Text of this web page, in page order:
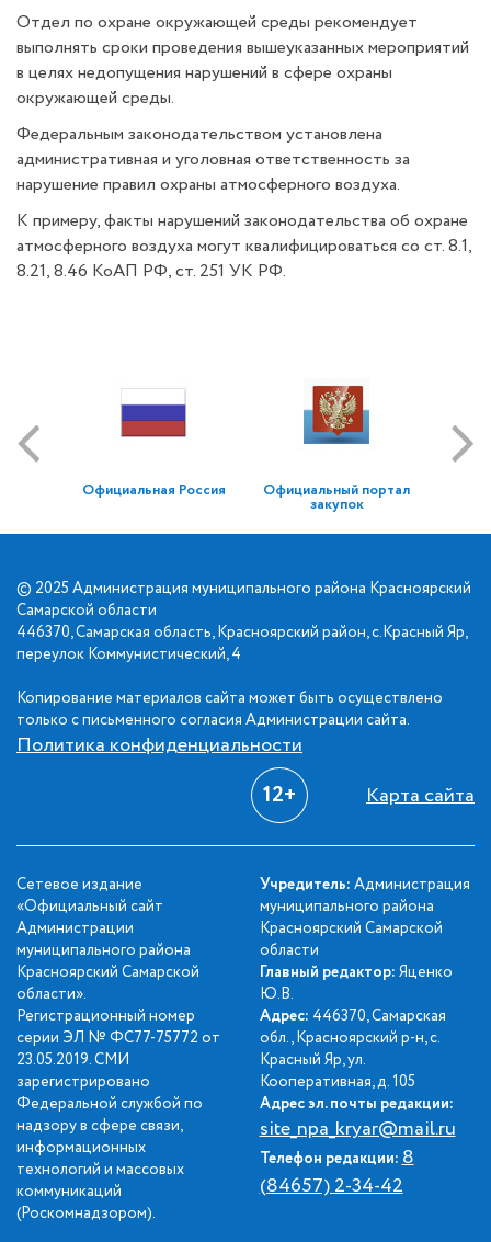
Отдел по охране окружающей среды рекомендует
выполнять сроки проведения вышеуказанных мероприятий
в целях недопущения нарушений в сфере охраны
окружающей среды.
Федеральным законодательством установлена
административная и уголовная ответственность за
нарушение правил охраны атмосферного воздуха.
К примеру, факты нарушений законодательства об охране
атмосферного воздуха могут квалифицироваться со ст. 8.1,
8.21, 8.46 КоАП РФ, ст. 251 УК РФ.
Официальная Россия Официальный портал
закупок
© 2025 Администрация муниципального района Красноярский
Самарской области
446370, Самарская область, Красноярский район, с.Красный Яр,
переулок Коммунистический, 4
Копирование материалов сайта может быть осуществлено
только с письменного согласия Администрации сайта.
Политика конфиденциальности
12+ Карта сайта
Сетевое издание
«Официальный сайт
Администрации
муниципального района
Красноярский Самарской
области».
Регистрационный номер
серии ЭЛ № ФС77-75772 от
23.05.2019. СМИ
зарегистрировано
Федеральной службой по
надзору в сфере связи,
информационных
технологий и массовых
коммуникаций
(Роскомнадзором).
Учредитель: Администрация
муниципального района
Красноярский Самарской
области
Главный редактор: Яценко
Ю.В.
Адрес: 446370, Самарская
обл., Красноярский р-н, с.
Красный Яр, ул.
Кооперативная, д. 105
Адрес эл. почты редакции:
site_npa_kryar@mail.ru
Телефон редакции:8
(84657) 2-34-42